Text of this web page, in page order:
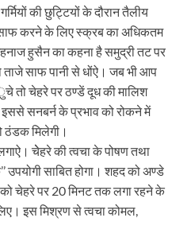
की छुट्टियों के दौरान तैलीय
साफ करने के लिए स्क्रब का अधिकतम
हुसैन का कहना है समुद्री तट पर
ताजे साफ पानी से धोंऐ। जब भी आप
तो चेहरे पर ठण्डें दूध की मालिश
सनबर्न के प्रभाव को रोकने में
ठंडक मिलेगी।
चेेहरे की त्वचा के पोषण तथा
उपयोगी साबित होगा। शहद को अण्डे
चेहरे पर 20 मिनट तक लगा रहने के
इस मिश्रण से त्वचा कोमल,